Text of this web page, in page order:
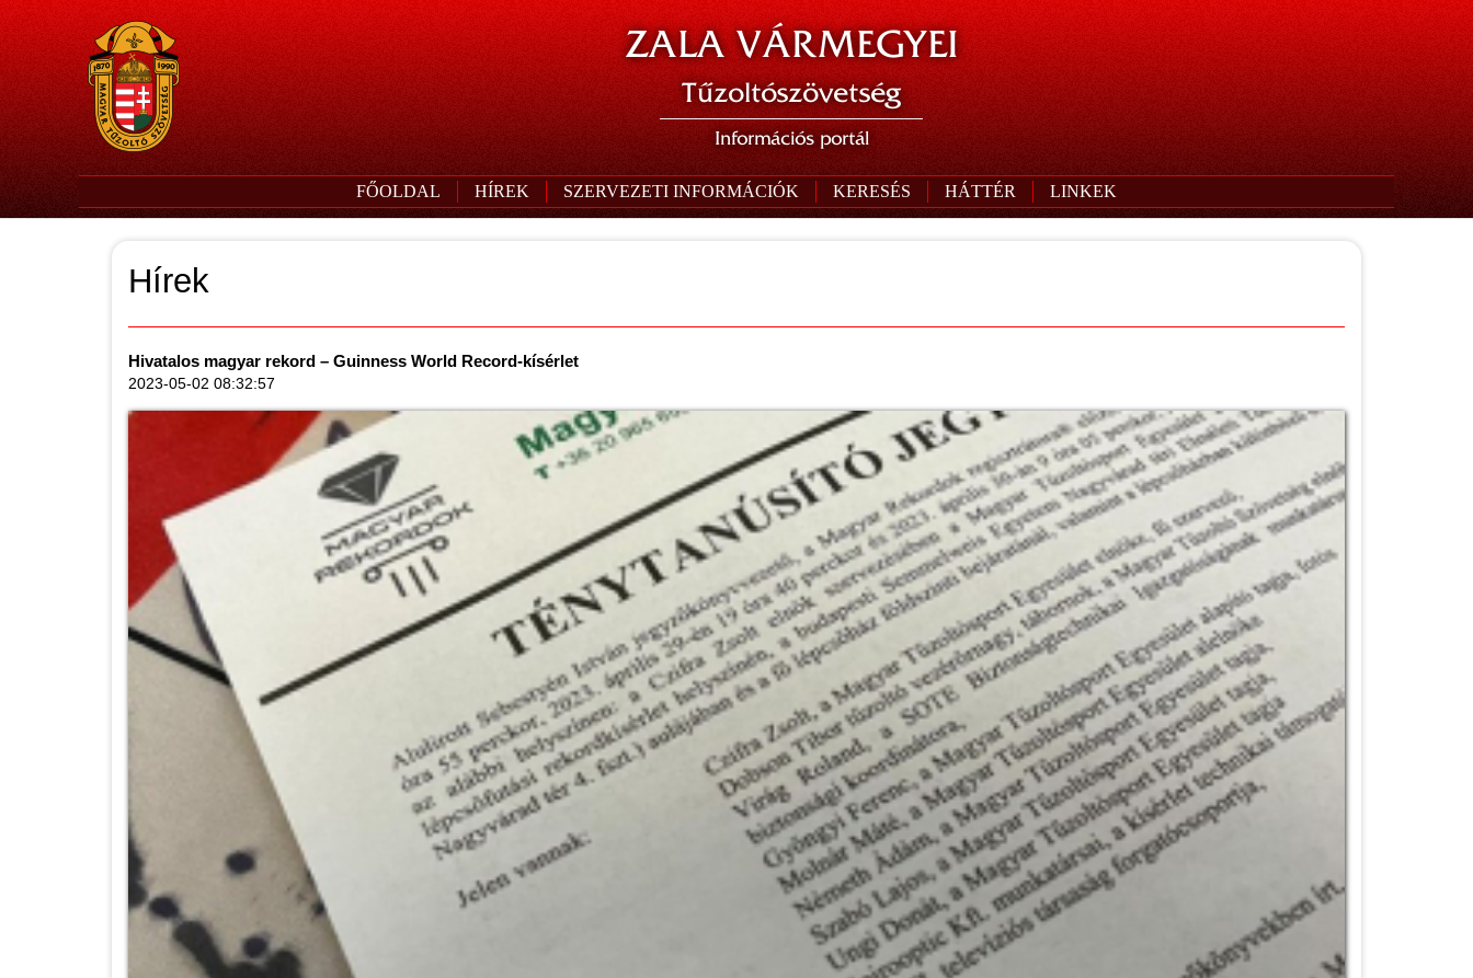
ZALA VÁRMEGYEI
Tűzoltószövetség
Információs portál
FŐOLDAL HÍREK SZERVEZETI INFORMÁCIÓK KERESÉS HÁTTÉR LINKEK
Hírek
Hivatalos magyar rekord – Guinness World Record-kísérlet
2023-05-02 08:32:57